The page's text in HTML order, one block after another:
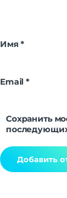
Имя*
Email*
Сохранить